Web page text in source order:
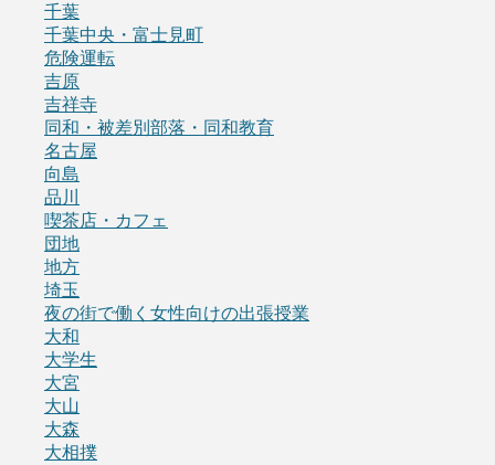
千葉
千葉中央・富士見町
危険運転
吉原
吉祥寺
同和・被差別部落・同和教育
名古屋
向島
品川
喫茶店・カフェ
団地
地方
埼玉
夜の街で働く女性向けの出張授業
大和
大学生
大宮
大山
大森
大相撲